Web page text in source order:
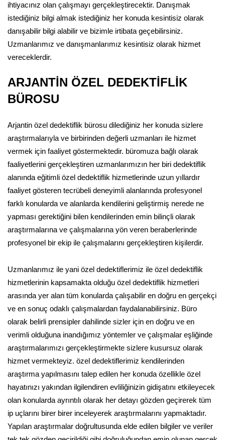
ihtiyacınız olan çalışmayı gerçekleştirecektir. Danışmak
istediğiniz bilgi almak istediğiniz her konuda kesintisiz olarak
danışabilir bilgi alabilir ve bizimle irtibata geçebilirsiniz.
Uzmanlarımız ve danışmanlarımız kesintisiz olarak hizmet
vereceklerdir.
ARJANTİN ÖZEL DEDEKTİFLİK
BÜROSU
Arjantin özel dedektiflik bürosu dilediğiniz her konuda sizlere
araştırmalarıyla ve birbirinden değerli uzmanları ile hizmet
vermek için faaliyet göstermektedir. büromuza bağlı olarak
faaliyetlerini gerçekleştiren uzmanlarımızın her biri dedektiflik
alanında eğitimli özel dedektiflik hizmetlerinde uzun yıllardır
faaliyet gösteren tecrübeli deneyimli alanlarında profesyonel
farklı konularda ve alanlarda kendilerini geliştirmiş nerede ne
yapması gerektiğini bilen kendilerinden emin bilinçli olarak
araştırmalarına ve çalışmalarına yön veren beraberlerinde
profesyonel bir ekip ile çalışmalarını gerçekleştiren kişilerdir.
Uzmanlarımız ile yani özel dedektiflerimiz ile özel dedektiflik
hizmetlerinin kapsamakta olduğu özel dedektiflik hizmetleri
arasında yer alan tüm konularda çalışabilir en doğru en gerçekçi
ve en sonuç odaklı çalışmalardan faydalanabilirsiniz. Büro
olarak belirli prensipler dahilinde sizler için en doğru ve en
verimli olduğuna inandığımız yöntemler ve çalışmalar eşliğinde
araştırmalarımızı gerçekleştirmekte sizlere kusursuz olarak
hizmet vermekteyiz. özel dedektiflerimiz kendilerinden
araştırma yapılmasını talep edilen her konuda özellikle özel
hayatınızı yakından ilgilendiren evliliğinizin gidişatını etkileyecek
olan konularda ayrıntılı olarak her detayı gözden geçirerek tüm
ip uçlarını birer birer inceleyerek araştırmalarını yapmaktadır.
Yapılan araştırmalar doğrultusunda elde edilen bilgiler ve veriler